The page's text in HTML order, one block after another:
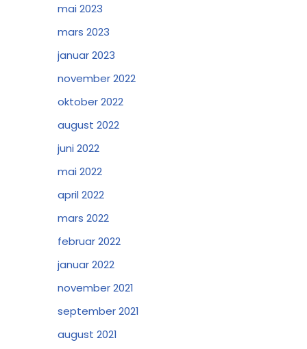
mai 2023
mars 2023
januar 2023
november 2022
oktober 2022
august 2022
juni 2022
mai 2022
april 2022
mars 2022
februar 2022
januar 2022
november 2021
september 2021
august 2021